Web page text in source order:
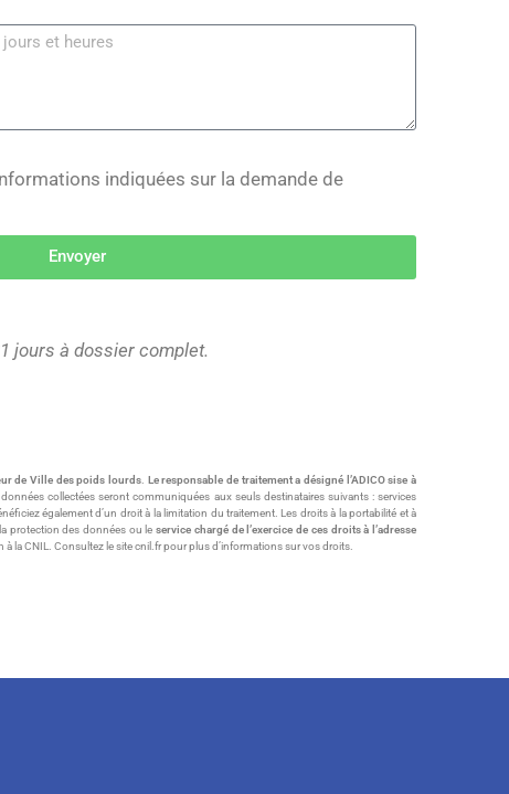
indiquées sur la demande de
Envoyer
jours à dossier complet.
de Ville des poids lourds Le responsable de traitement a désigné l’ADICO sise à
collectées seront communiquées aux seuls destinataires suivants : services
également d’un droit à la limitation du traitement. Les droits à la portabilité et à
protection des données ou leservice chargé de l’exercice de ces droits à l’adresse
la CNIL. Consultez le site cnil.fr pour plus d’informations sur vos droits.